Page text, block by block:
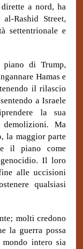
a nord, ha
Rashid Street,
settentrionale e
di Trump,
Hamas e
il rilascio
a Israele
la sua
demolizioni. Ma
la maggior parte
il piano come
Il loro
alle uccisioni
qualsiasi
molti credono
la guerra possa
intero sia